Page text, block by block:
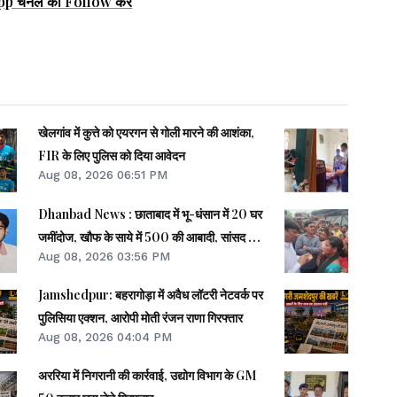
खेलगांव में कुत्ते को एयरगन से गोली मारने की आशंका,
FIR के लिए पुलिस को दिया आवेदन
Aug 08, 2026 06:51 PM
Dhanbad News : छाताबाद में भू-धंसान में 20 घर
जमींदोज, खौफ के साये में 500 की आबादी, सांसद को
झेलना पड़ा गुस्सा
Aug 08, 2026 03:56 PM
Jamshedpur: बहरागोड़ा में अवैध लॉटरी नेटवर्क पर
पुलिसिया एक्शन, आरोपी मोती रंजन राणा गिरफ्तार
Aug 08, 2026 04:04 PM
अररिया में निगरानी की कार्रवाई, उद्योग विभाग के GM